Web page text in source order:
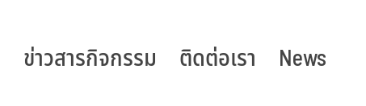
ข่าวสารกิจกรรม ติดต่อเรา News